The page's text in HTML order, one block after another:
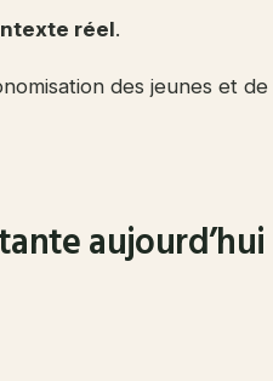
réel.
des jeunes et
aujourd’hui